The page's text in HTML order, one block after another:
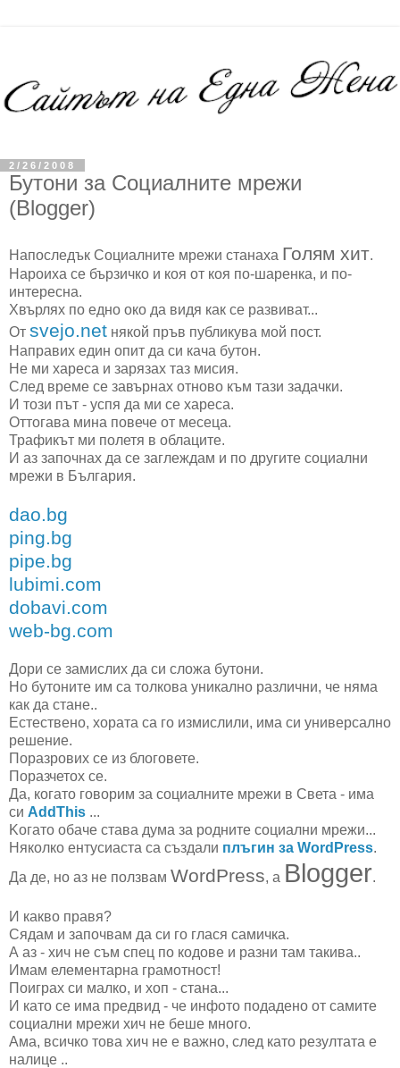
2/26/2008
Бутони за Социалните мрежи
(Blogger)
Напоследък Социалните мрежи станаха Голям хит.
Нароиха се бързичко и коя от коя по-шаренка, и по-
интересна.
Хвърлях по едно око да видя как се развиват...
От svejo.net някой пръв публикува мой пост.
Направих един опит да си кача бутон.
Не ми хареса и зарязах таз мисия.
След време се завърнах отново към тази задачки.
И този път - успя да ми сe хареса.
Оттогава мина повече от месеца.
Трафикът ми полетя в облаците.
И аз започнах да се заглеждам и по другите социални
мрежи в България.
dao.bg
ping.bg
pipe.bg
lubimi.com
dobavi.com
web-bg.com
Дори се замислих да си сложа бутони.
Но бутоните им са толкова уникално различни, че няма
как да стане..
Естествено, хората са го измислили, има си универсално
решение.
Поразрових се из блоговете.
Поразчетох се.
Да, когато говорим за социалните мрежи в Света - има
си АddThis ...
Koгато обаче става дума за родните социални мрежи...
Няколко ентусиаста са създали плъгин за WordPress.
Да де, но аз не ползвам WordPress, а Blogger.
И какво правя?
Сядам и започвам да си го глася самичка.
А аз - хич не съм спец по кодове и разни там такива..
Имам елементарна грамотност!
Поиграх си малко, и хоп - стана...
И като се има предвид - че инфото подадено от самите
социални мрежи хич не беше много.
Ама, всичко това хич не е важно, след като резултата е
налице ..